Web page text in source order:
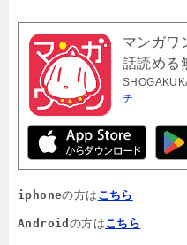
マンガワ
話読める
チ
iphoneの方は こちら
Android の方はこちら